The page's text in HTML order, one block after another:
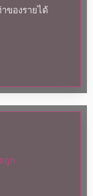
าของรายได้
ถูก